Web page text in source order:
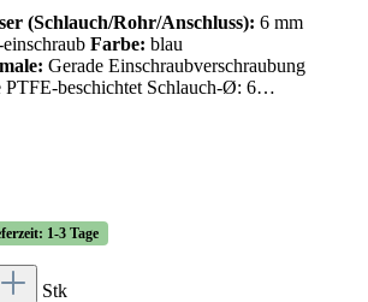
(Schlauch/Rohr/Anschluss): 6 mm
einschraub Farbe: blau
Gerade Einschraubverschraubung
PTFE-beschichtet Schlauch-Ø: 6…
1-3 Tage
Stk